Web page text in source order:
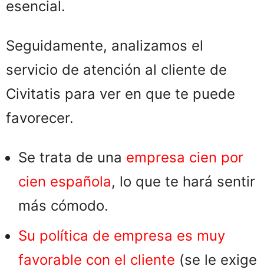
esencial.
Seguidamente, analizamos el
servicio de atención al cliente de
Civitatis para ver en que te puede
favorecer.
Se trata de una empresa cien por
cien española, lo que te hará sentir
más cómodo.
Su política de empresa es muy
favorable con el cliente (se le exige